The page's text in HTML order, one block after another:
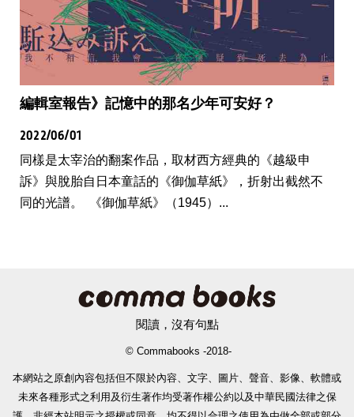
編輯室報告》記憶中的那名少年可安好？
2022/06/01
同樣是太宰治的翻案作品，取材西方經典的《越級申
訴》與脫胎自日本童話的《御伽草紙》，折射出截然不
同的光譜。 《御伽草紙》（1945）...
閱讀，沒有句點
© Commabooks -2018-
本網站之原創內容包括但不限於內容、文字、圖片、聲音、影像、軟體或
未來各種形式之利用及衍生著作均受著作權公約以及中華民國法律之保